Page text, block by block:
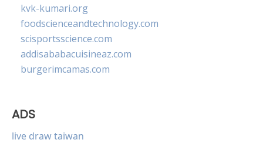
kvk-kumari.org
foodscienceandtechnology.com
scisportsscience.com
addisababacuisineaz.com
burgerimcamas.com
ADS
live draw taiwan